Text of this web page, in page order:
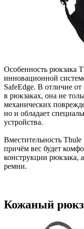
Особенность рюкзака
инновационной
SafeEdge. В отличие
в рюкзаках, она не
механических
но и обладает
устройства.
Вместительность Thule
причём вес будет
конструкции рюкзака,
ремни.
Кожаный